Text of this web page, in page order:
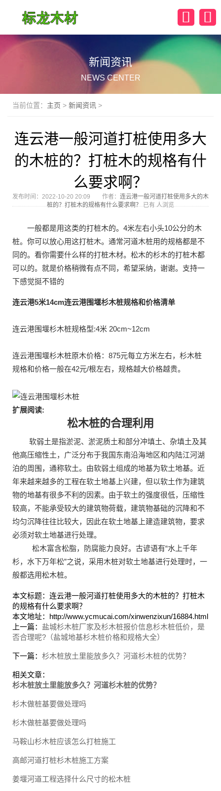
新闻资讯
NEWS CENTER
当前位置： 主页 > 新闻资讯 >
连云港一般河道打桩使用多大
的木桩的？打桩木的规格有什
么要求啊？
发布时间：2022-10-20 20:09 作者： 连云港一般河道打桩使用多大的木
桩的？打桩木的规格有什么要求啊？已有人浏览
一般都是用这类的打桩木的。4米左右小头10公分的木
桩。你可以放心用这打桩木。通常河道木桩用的规格都是不
同的。看你需要什么样的打桩木材。松木的杉木的打桩木都
可以的。就是价格稍微有点不同，希望采纳，谢谢。支持一
下感觉挺不错的
连云港5米14cm连云港围堰杉木桩规格和价格清单
连云港围堰杉木桩规格型:4米 20cm~12cm
连云港围堰杉木桩原木价格：875元每立方米左右，杉木桩
规格和价格一般在42元/根左右，规格越大价格越贵。
扩展阅读:
松木桩的合理利用
软弱土是指淤泥、淤泥质土和部分冲填土、杂填土及其
他高压缩性土，广泛分布于我国东南沿海地区和内陆江河湖
泊的周围，通称软土。由软弱土组成的地基为软土地基。近
年来越来越多的工程在软土地基上兴建，但以软土作为建筑
物的地基有很多不利的因素。由于软土的强度很低，压缩性
较高，不能承受较大的建筑物荷载，建筑物基础的沉降和不
均匀沉降往往比较大，因此在软土地基上建造建筑物，要求
必须对软土地基进行处理。
松木富含松脂，防腐能力良好。古谚语有“水上千年
杉，水下万年松”之说，采用木桩对软土地基进行处理时，一
般都选用松木桩。
本文标题：连云港一般河道打桩使用多大的木桩的？打桩木
的规格有什么要求啊？
本文地址：http://www.ycmucai.com/xinwenzixun/16884.html
上一篇： 盐城杉木桩厂家及杉木桩报价信息杉木桩低价，是
否合理呢?（盐城地基杉木桩价格和规格大全）
下一篇： 杉木桩放土里能放多久？河道杉木桩的优势？
相关文章：
杉木桩放土里能放多久？河道杉木桩的优势？
杉木做桩基要做处理吗
杉木做桩基要做处理吗
马鞍山杉木桩应该怎么打桩施工
高邮河道打桩杉木桩施工方案
姜堰河道工程选择什么尺寸的松木桩